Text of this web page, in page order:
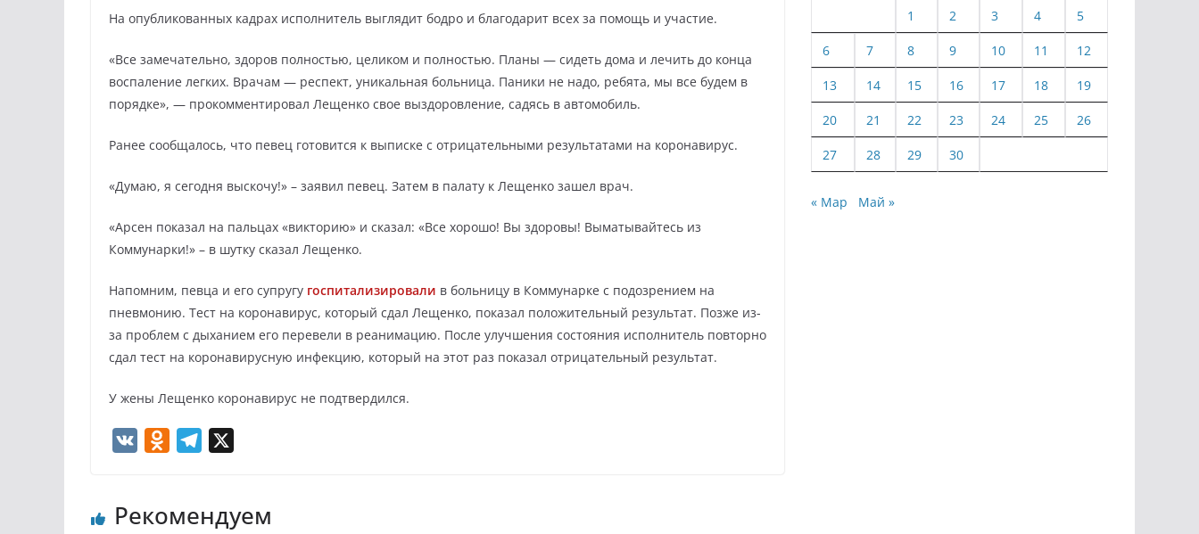
На опубликованных кадрах исполнитель выглядит бодро и благодарит всех за помощь и участие.
«Все замечательно, здоров полностью, целиком и полностью. Планы — сидеть дома и лечить до конца
воспаление легких. Врачам — респект, уникальная больница. Паники не надо, ребята, мы все будем в
порядке», — прокомментировал Лещенко свое выздоровление, садясь в автомобиль.
Ранее сообщалось, что певец готовится к выписке с отрицательными результатами на коронавирус.
«Думаю, я сегодня выскочу!» – заявил певец. Затем в палату к Лещенко зашел врач.
«Арсен показал на пальцах «викторию» и сказал: «Все хорошо! Вы здоровы! Выматывайтесь из
Коммунарки!» – в шутку сказал Лещенко.
Напомним, певца и его супругу госпитализировали в больницу в Коммунарке с подозрением на
пневмонию. Тест на коронавирус, который сдал Лещенко, показал положительный результат. Позже из-
за проблем с дыханием его перевели в реанимацию. После улучшения состояния исполнитель повторно
сдал тест на коронавирусную инфекцию, который на этот раз показал отрицательный результат.
У жены Лещенко коронавирус не подтвердился.
o
e
Рекомендуем
1 2 3 4 5
6 7 8 9 10 11 12
13 14 15 16 17 18 19
20 21 22 23 24 25 26
27 28 29 30
« Мар Май »